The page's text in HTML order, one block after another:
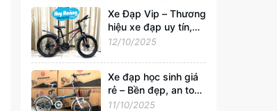
Xe Đạp Vip – Thương
hiệu xe đạp uy tín,
đồng hành cùng sức
sống Việt
12/10/2025
Xe đạp học sinh giá
rẻ – Bền đẹp, an toàn
cho tuổi đến trường
11/10/2025